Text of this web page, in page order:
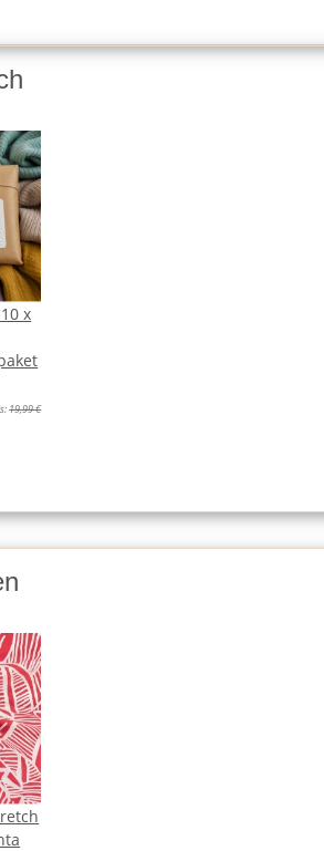
x
19,99 €